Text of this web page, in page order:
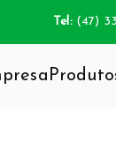
Tel: (47)
do